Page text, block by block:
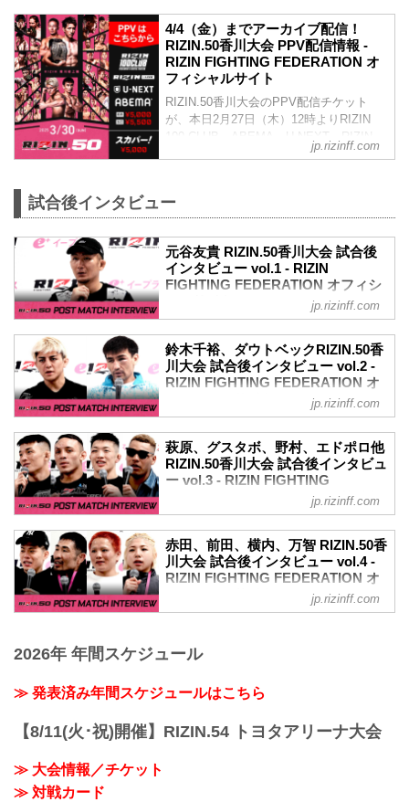
4/4（金）までアーカイブ配信！
RIZIN.50香川大会 PPV配信情報 -
RIZIN FIGHTING FEDERATION オ
フィシャルサイト
RIZIN.50香川大会のPPV配信チケット
が、本日2月27日（木）12時よりRIZIN
100 CLUB、ABEMA、U-NEXT、RIZIN
LIVE、スカパー！にて販売がスタートし
の3月29日（土）23:59まで販売！
況・解説ありで試合を見たい方は、お好
きな配信サービスでRIZIN.50香川大会を
全試合リアルタイムで視聴しよう！
MOVIE
PPV販売スケジュール...
jp.rizinff.com
試合後インタビュー
元谷友貴 RIZIN.50香川大会 試合後
インタビュー vol.1 - RIZIN
FIGHTING FEDERATION オフィシ
開催されたRIZIN.50の出場選手たちの試
合後インタビューを公開！
※井上直樹のインタビューの実施なしと
元谷友貴「また頑張っていきたいな、と
思います」
- YouTube
youtu.be
ーー試合後の率直な感想をお聞かせいた
元谷 悔しいなっていうのがありますね。
ーー判定の最初の一票が入ったときに声
を出していました。その時は自分にもう
一票入ると思っていましたか？
元谷 僕としては、確信はなくて。一...
jp.rizinff.com
鈴木千裕、ダウトベックRIZIN.50香
川大会 試合後インタビュー vol.2 -
RIZIN FIGHTING FEDERATION オ
開催されたRIZIN.50の出場選手たちの試
合後インタビューを公開！
YouTubeで見る
鈴木千裕「（目標は）チャンピオンです
よ、やること・めざすことは変わらない
ので」
ーー試合後の率直な感想をお聞かせいた
千裕 ちょっと、やりたいことはやったつ
考えて、作り直してきます。
せた印象が試合前と違ったところがあれ
ば教えてください。...
jp.rizinff.com
萩原、グスタボ、野村、エドポロ他
RIZIN.50香川大会 試合後インタビュ
ー vol.3 - RIZIN FIGHTING
FEDERATION オフィシャルサイト
開催されたRIZIN.50の出場選手たちの試
合後インタビューを公開！
YouTubeで見る
ーー試合後の率直な感想をお聞かせいた
グスタボ 負けるのはいつもとても悲しい
してとえても悔しく思います。偶発的な
jp.rizinff.com
赤田、前田、横内、万智 RIZIN.50香
川大会 試合後インタビュー vol.4 -
RIZIN FIGHTING FEDERATION オ
合後インタビューを公開！
- YouTube
youtu.be
前田吉朗「やっぱり試合なんてするもん
じゃないなと改めて思いましたね」
jp.rizinff.com
2026年 年間スケジュール
≫ 発表済み年間スケジュールはこちら
【8/11(火･祝)開催】RIZIN.54 トヨタアリーナ大会
≫ 大会情報／チケット
≫ 対戦カード